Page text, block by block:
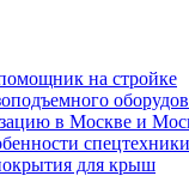
на стройке
в Москве и
спецтехники
для крыш